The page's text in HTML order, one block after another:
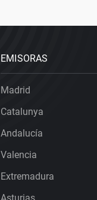
EMISORAS
Madrid
Catalunya
Andalucía
Valencia
Extremadura